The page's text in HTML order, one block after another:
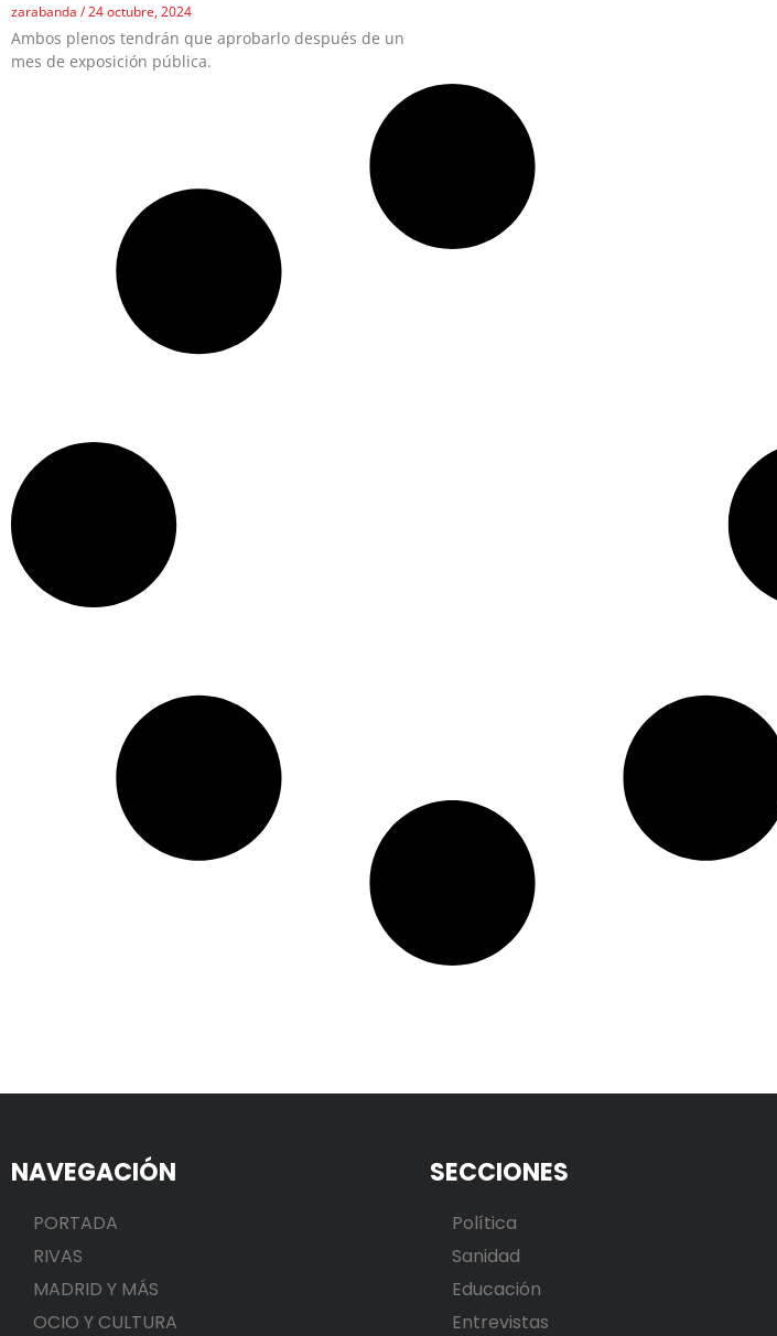
zarabanda 24 octubre, 2024
Ambos plenos tendrán que aprobarlo después de un
mes de exposición pública.
NAVEGACIÓN
PORTADA
RIVAS
MADRID Y MÁS
OCIO Y CULTURA
SECCIONES
Política
Sanidad
Educación
Entrevistas